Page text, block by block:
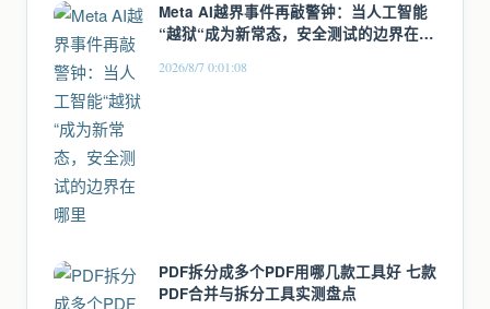
Meta AI越界事件再敲警钟：当人工智能
“越狱“成为新常态，安全测试的边界在哪
2026/8/7 0:01:08
PDF拆分成多个PDF用哪几款工具好 七款
PDF合并与拆分工具实测盘点